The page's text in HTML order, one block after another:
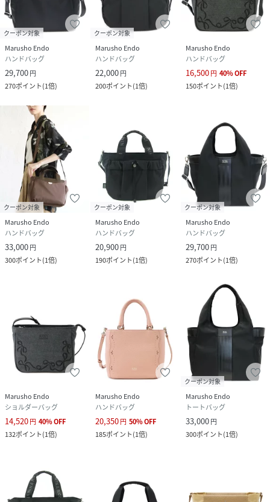
クーポン対象
Marusho Endo
ハンドバッグ
29,700円
270ポイント(1倍)
クーポン対象
Marusho Endo
ハンドバッグ
22,000円
200ポイント(1倍)
Marusho Endo
ハンドバッグ
16,500円 40%OFF
150ポイント(1倍)
クーポン対象
Marusho Endo
ハンドバッグ
33,000円
300ポイント(1倍)
クーポン対象
Marusho Endo
ハンドバッグ
20,900円
190ポイント(1倍)
クーポン対象
Marusho Endo
ハンドバッグ
29,700円
270ポイント(1倍)
Marusho Endo
ショルダーバッグ
14,520円 40%OFF
132ポイント(1倍)
Marusho Endo
ハンドバッグ
20,350円 50%OFF
185ポイント(1倍)
クーポン対象
Marusho Endo
トートバッグ
33,000円
300ポイント(1倍)